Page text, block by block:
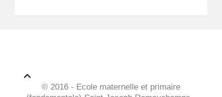
© 2016 - Ecole maternelle et primaire